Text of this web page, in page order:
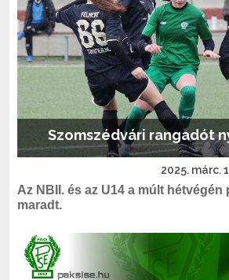
Szomszédvári rangadót
2025. márc.
Az NBII. és az U14 a múlt hétvégén
maradt.